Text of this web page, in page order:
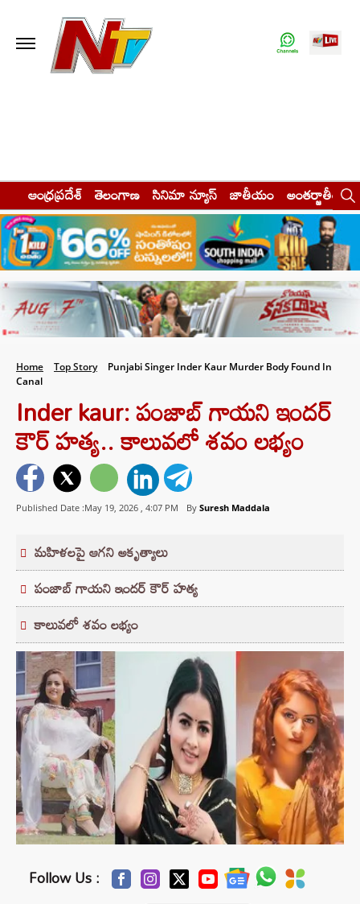
ఆంధ్రప్రదేశ్ తెలంగాణ సినిమా న్యూస్ జాతీయం అంతర్జాతీయం
Home Top Story
Punjabi Singer Inder Kaur Murder Body Found In
Canal
Inder kaur: పంజాబ్ గాయని ఇందర్
కౌర్ హత్య.. కాలువలో శవం లభ్యం
Published Date :May 19, 2026 , 4:07 PM By Suresh Maddala
మహిళలపై ఆగని అకృత్యాలు
పంజాబ్ గాయని ఇందర్ కౌర్ హత్య
కాలువలో శవం లభ్యం
Follow Us :